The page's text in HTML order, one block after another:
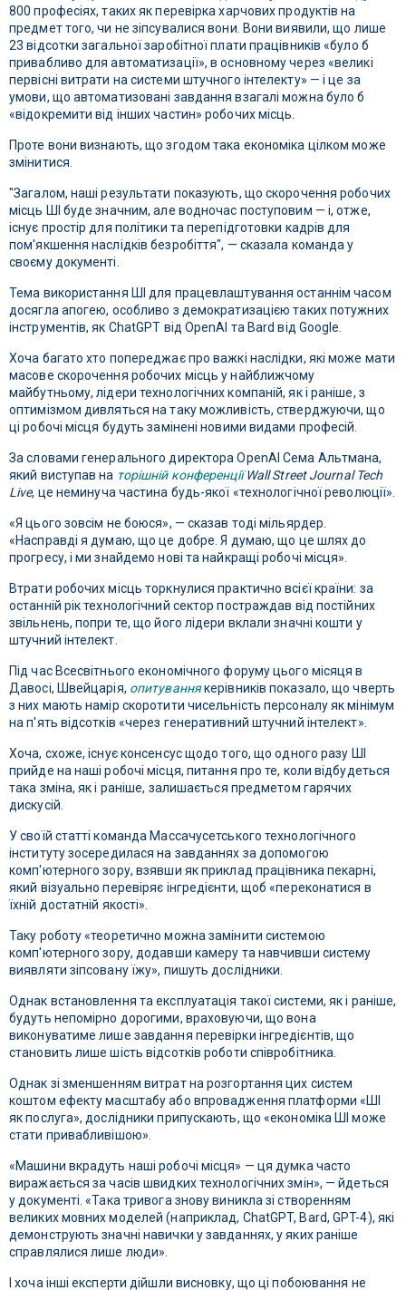
800 професіях, таких як перевірка харчових продуктів на
предмет того, чи не зіпсувалися вони. Вони виявили, що лише
23 відсотки загальної заробітної плати працівників «було б
привабливо для автоматизації», в основному через «великі
первісні витрати на системи штучного інтелекту» — і це за
умови, що автоматизовані завдання взагалі можна було б
«відокремити від інших частин» робочих місць.
Проте вони визнають, що згодом така економіка цілком може
змінитися.
"Загалом, наші результати показують, що скорочення робочих
місць ШІ буде значним, але водночас поступовим — і, отже,
існує простір для політики та перепідготовки кадрів для
пом'якшення наслідків безробіття", — сказала команда у
своєму документі.
Тема використання ШІ для працевлаштування останнім часом
досягла апогею, особливо з демократизацією таких потужних
інструментів, як ChatGPT від OpenAI та Bard від Google.
Хоча багато хто попереджає про важкі наслідки, які може мати
масове скорочення робочих місць у найближчому
майбутньому, лідери технологічних компаній, як і раніше, з
оптимізмом дивляться на таку можливість, стверджуючи, що
ці робочі місця будуть замінені новими видами професій.
За словами генерального директора OpenAI Сема Альтмана,
який виступав на торішній конференціїWall Street Journal Tech
Live, це неминуча частина будь-якої «технологічної революції».
«Я цього зовсім не боюся», — сказав тоді мільярдер.
«Насправді я думаю, що це добре. Я думаю, що це шлях до
прогресу, і ми знайдемо нові та найкращі робочі місця».
Втрати робочих місць торкнулися практично всієї країни: за
останній рік технологічний сектор постраждав від постійних
звільнень, попри те, що його лідери вклали значні кошти у
штучний інтелект.
Під час Всесвітнього економічного форуму цього місяця в
Давосі, Швейцарія, опитуваннякерівників показало, що чверть
з них мають намір скоротити чисельність персоналу як мінімум
на п'ять відсотків «через генеративний штучний інтелект».
Хоча, схоже, існує консенсус щодо того, що одного разу ШІ
прийде на наші робочі місця, питання про те, коли відбудеться
така зміна, як і раніше, залишається предметом гарячих
дискусій.
У своїй статті команда Массачусетського технологічного
інституту зосередилася на завданнях за допомогою
комп'ютерного зору, взявши як приклад працівника пекарні,
який візуально перевіряє інгредієнти, щоб «переконатися в
їхній достатній якості».
Таку роботу «теоретично можна замінити системою
комп'ютерного зору, додавши камеру та навчивши систему
виявляти зіпсовану їжу», пишуть дослідники.
Однак встановлення та експлуатація такої системи, як і раніше,
будуть непомірно дорогими, враховуючи, що вона
виконуватиме лише завдання перевірки інгредієнтів, що
становить лише шість відсотків роботи співробітника.
Однак зі зменшенням витрат на розгортання цих систем
коштом ефекту масштабу або впровадження платформи «ШІ
як послуга», дослідники припускають, що «економіка ШІ може
стати привабливішою».
«Машини вкрадуть наші робочі місця» — ця думка часто
виражається за часів швидких технологічних змін», — йдеться
у документі. «Така тривога знову виникла зі створенням
великих мовних моделей (наприклад, ChatGPT, Bard, GPT-4), які
демонструють значні навички у завданнях, у яких раніше
справлялися лише люди».
І хоча інші експерти дійшли висновку, що ці побоювання не